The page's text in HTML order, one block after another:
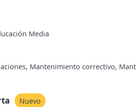
Media
Mantenimiento correctivo,
Nuevo